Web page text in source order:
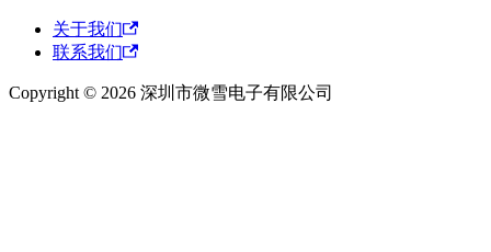
关于我们
联系我们
Copyright © 2026 深圳市微雪电子有限公司